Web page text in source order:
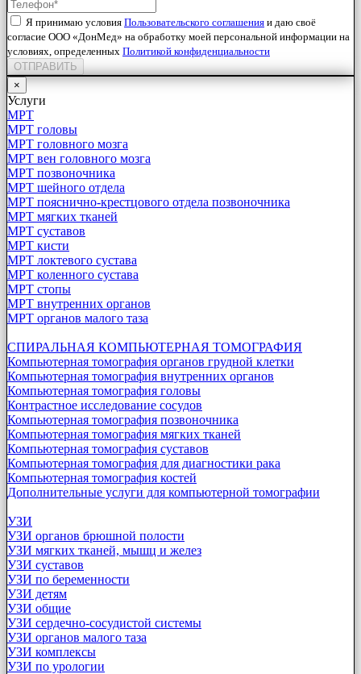
Я принимаю условия Пользовательского соглашения и даю своё
согласие ООО «ДонМед» на обработку моей персональной информации на
условиях, определенных Политикой конфиденциальности
ОТПРАВИТЬ
×
Услуги
МРТ
МРТ головы
МРТ головного мозга
МРТ вен головного мозга
МРТ позвоночника
МРТ шейного отдела
МРТ пояснично-крестцового отдела позвоночника
МРТ мягких тканей
МРТ суставов
МРТ кисти
МРТ локтевого сустава
МРТ коленного сустава
МРТ стопы
МРТ внутренних органов
МРТ органов малого таза
СПИРАЛЬНАЯ КОМПЬЮТЕРНАЯ ТОМОГРАФИЯ
Компьютерная томография органов грудной клетки
Компьютерная томография внутренних органов
Компьютерная томография головы
Контрастное исследование сосудов
Компьютерная томография позвоночника
Компьютерная томография мягких тканей
Компьютерная томография суставов
Компьютерная томография для диагностики рака
Компьютерная томография костей
Дополнительные услуги для компьютерной томографии
УЗИ
УЗИ органов брюшной полости
УЗИ мягких тканей, мышц и желез
УЗИ суставов
УЗИ по беременности
УЗИ детям
УЗИ общие
УЗИ сердечно-сосудистой системы
УЗИ органов малого таза
УЗИ комплексы
УЗИ по урологии